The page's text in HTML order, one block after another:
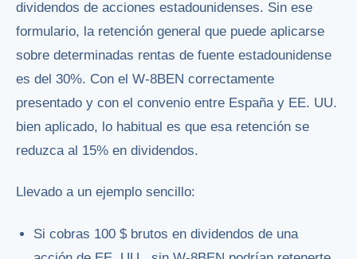
dividendos de acciones estadounidenses. Sin ese
formulario, la retención general que puede aplicarse
sobre determinadas rentas de fuente estadounidense
es del 30%. Con el W-8BEN correctamente
presentado y con el convenio entre España y EE. UU.
bien aplicado, lo habitual es que esa retención se
reduzca al 15% en dividendos.
Llevado a un ejemplo sencillo:
Si cobras 100 $ brutos en dividendos de una